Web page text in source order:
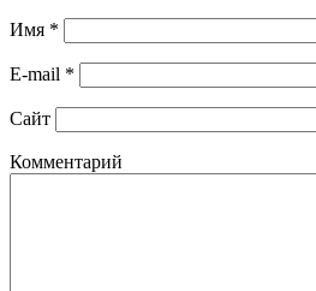
Имя *
E-mail *
Сайт
Комментарий